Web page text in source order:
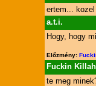
ertem...
a.t.i.
Hogy, hogy
Előzmény:
Fuckin Killah
te meg